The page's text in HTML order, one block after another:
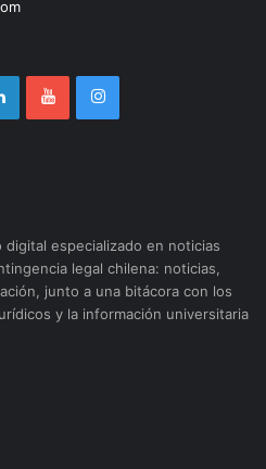
digital especializado en noticias
legal chilena: noticias,
junto a una bitácora con los
y la información universitaria